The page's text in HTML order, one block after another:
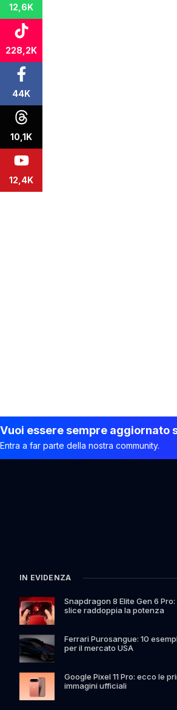
12,6K
228,2K
44K
10,1K
12,4K
Vuoi essere sempre aggiornato
Entra a far parte della nostra community.
IN EVIDENZA
Snapdragon 8 Elite Gen 6 Pro:
slice raddoppia la potenza
Ferrari Purosangue: 10
per il mercato USA
Google Pixel 11 Pro: ecco le
immagini ufficiali